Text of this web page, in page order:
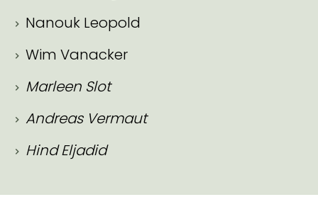
Nanouk Leopold
Wim Vanacker
Marleen Slot
Andreas Vermaut
Hind Eljadid